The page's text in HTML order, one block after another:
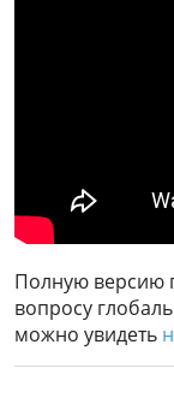
Полную версию
вопросу
можно увидеть